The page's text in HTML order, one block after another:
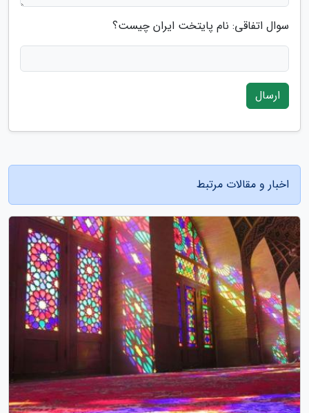
سوال اتفاقی: نام پایتخت ایران چیست؟
ارسال
اخبار و مقالات مرتبط